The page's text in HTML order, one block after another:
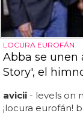
LOCURA EUROFÁN
Abba se unen
Story', el
avicii - levels on
¡locura eurofán!